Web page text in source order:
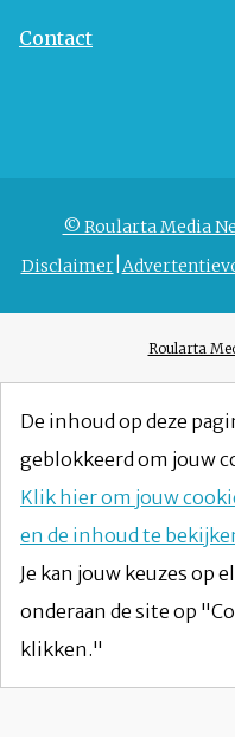
Contact
© Roularta Media
Disclaimer
Roularta
De inhoud op deze
geblokkeerd om jouw
Klik hier om jouw
en de inhoud te
Je kan jouw keuzes op
onderaan de site op
klikken."